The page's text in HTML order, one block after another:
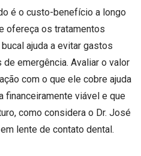
é o custo-benefício a longo
ofereça os tratamentos
ajuda a evitar gastos
emergência. Avaliar o valor
com o que ele cobre ajuda
financeiramente viável e que
como considera o Dr. José
lente de contato dental.